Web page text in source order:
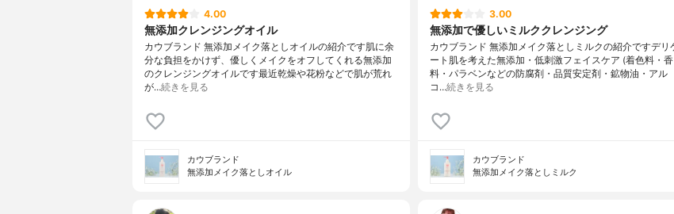
4.00
無添加クレンジングオイル
カウブランド 無添加メイク落としオイルの紹介です肌に余
分な負担をかけず、優しくメイクをオフしてくれる無添加
のクレンジングオイルです最近乾燥や花粉などで肌が荒れ
が…続きを見る
カウブランド
無添加メイク落としオイル
3.00
無添加で優しいミルククレンジング
カウブランド 無添加メイク落としミルクの紹介ですデリ
ート肌を考えた無添加・低刺激フェイスケア (着色料・香
料・パラベンなどの防腐剤・品質安定剤・鉱物油・アル
コ…続きを見る
カウブランド
無添加メイク落としミルク